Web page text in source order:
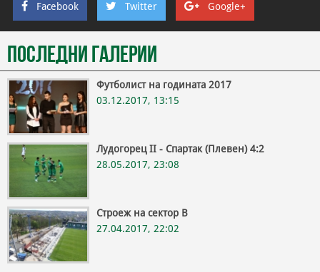
Facebook Twitter Google+
Последни галерии
Футболист на годината 2017
03.12.2017, 13:15
Лудогорец II - Спартак (Плевен) 4:2
28.05.2017, 23:08
Строеж на сектор В
27.04.2017, 22:02